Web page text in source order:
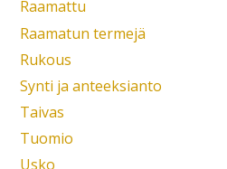
Raamattu
Raamatun termejä
Rukous
Synti ja anteeksianto
Taivas
Tuomio
Usko